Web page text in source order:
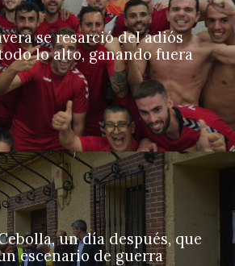
se resarció del adiós
lo alto, ganando fuera
un día después, que
escenario de guerra